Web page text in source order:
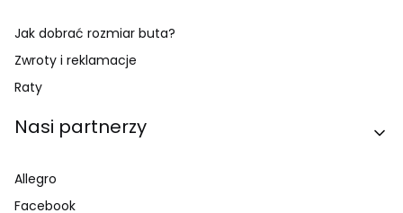
Jak dobrać rozmiar buta?
Zwroty i reklamacje
Raty
Nasi partnerzy
Allegro
Facebook